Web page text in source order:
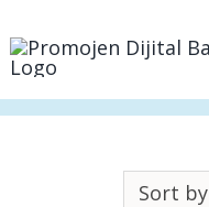
to
Sort by